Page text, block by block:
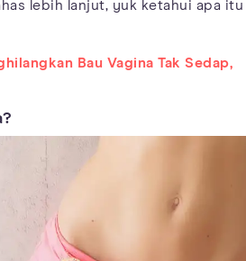
lebih lanjut, yuk ketahui apa itu
Bau Vagina Tak Sedap,